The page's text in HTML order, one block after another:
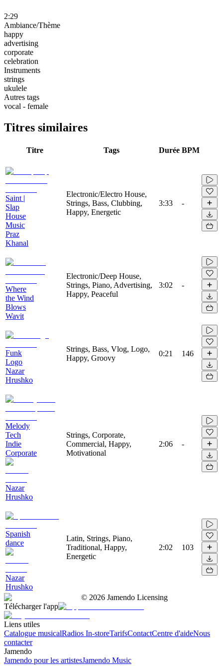
2:29
Ambiance/Thème
happy
advertising
corporate
celebration
Instruments
strings
ukulele
Autres tags
vocal - female
Titres similaires
Titre Tags Durée BPM
Saint |
Slap
House
Music
Praz
Khanal
Electronic/Electro House,
Strings, Bass, Clubbing,
Happy, Energetic
3:33 -
Where
the Wind
Blows
Wavit
Electronic/Deep House,
Strings, Piano, Advertising,
Happy, Peaceful
3:02 -
Funk
Logo
Nazar
Hrushko
Strings, Bass, Vlog, Logo,
Happy, Groovy
0:21 146
Melody
Tech
Indie
Corporate
Nazar
Hrushko
Strings, Corporate,
Commercial, Happy,
Motivational
2:06 -
Spanish
dance
Nazar
Hrushko
Latin, Strings, Piano,
Traditional, Happy,
Energetic
2:02 103
© 2026 Jamendo Licensing
Télécharger l'app
Liens utiles
Catalogue musicalRadios In-storeTarifsContactCentre d'aideNous
contacter
Jamendo
Jamendo pour les artistesJamendo Music